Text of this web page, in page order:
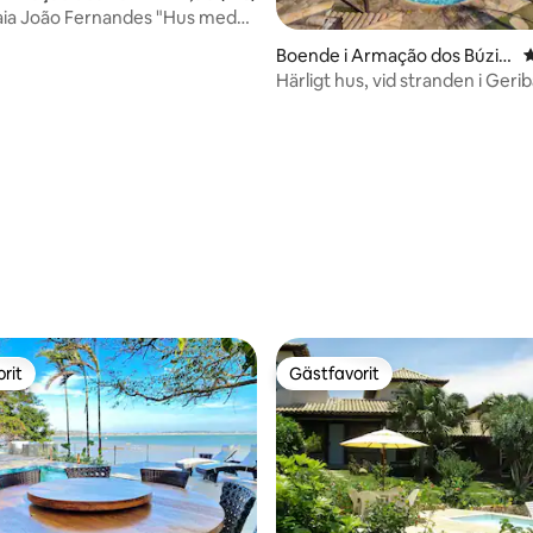
betyg, 216 omdömen
João Fernandes "Hus med
Boende i Armação dos Búzio
s
Härligt hus, vid stranden i
Gästfavorit
Gästfavorit